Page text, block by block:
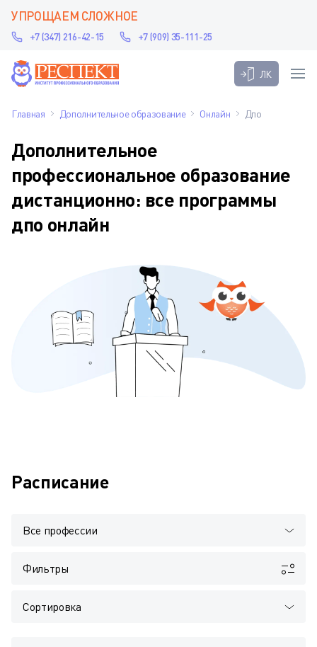
УПРОЩАЕМ СЛОЖНОЕ
+7 (347) 216-42-15 +7 (909) 35-111-25
ЛК
Главная Дополнительное образование Онлайн Дпо
Дополнительное
профессиональное образование
дистанционно: все программы
дпо онлайн
Расписание
Все профессии
Фильтры
Сортировка